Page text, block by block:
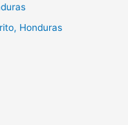
Honduras